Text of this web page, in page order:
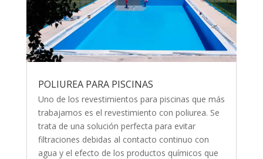
POLIUREA PARA PISCINAS
Uno de los revestimientos para piscinas que más
trabajamos es el revestimiento con poliurea. Se
trata de una solución perfecta para evitar
filtraciones debidas al contacto continuo con
agua y el efecto de los productos químicos que